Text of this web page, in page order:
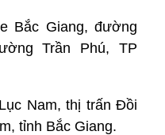
Bắc Giang, đường
Trần Phú, TP
Nam, thị trấn Đồi
tỉnh Bắc Giang.